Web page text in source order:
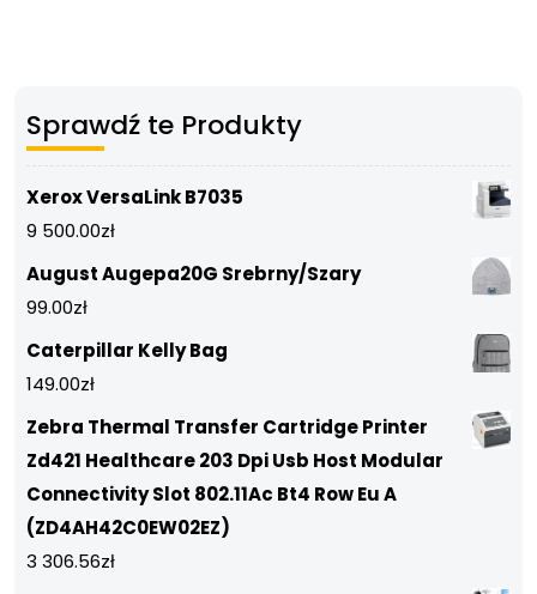
Sprawdź te Produkty
Xerox VersaLink B7035
9 500.00zł
August Augepa20G Srebrny/Szary
99.00zł
Caterpillar Kelly Bag
149.00zł
Zebra Thermal Transfer Cartridge Printer
Zd421 Healthcare 203 Dpi Usb Host Modular
Connectivity Slot 802.11Ac Bt4 Row Eu A
(ZD4AH42C0EW02EZ)
3 306.56zł